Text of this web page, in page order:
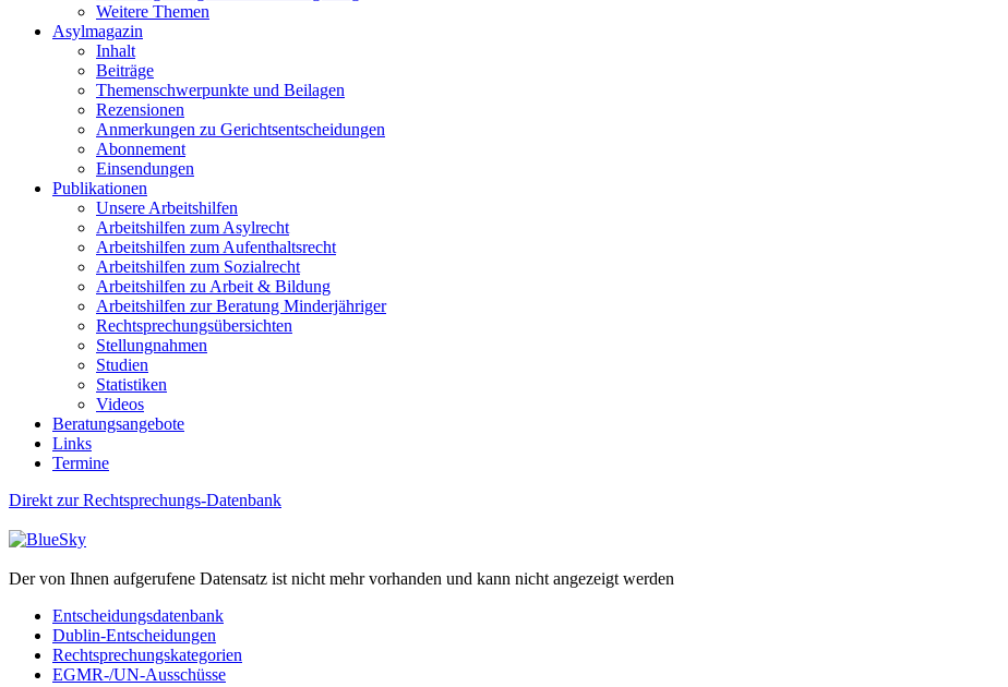
Weitere Themen
Asylmagazin
Inhalt
Beiträge
Themenschwerpunkte und Beilagen
Rezensionen
Anmerkungen zu Gerichtsentscheidungen
Abonnement
Einsendungen
Publikationen
Unsere Arbeitshilfen
Arbeitshilfen zum Asylrecht
Arbeitshilfen zum Aufenthaltsrecht
Arbeitshilfen zum Sozialrecht
Arbeitshilfen zu Arbeit & Bildung
Arbeitshilfen zur Beratung Minderjähriger
Rechtsprechungsübersichten
Stellungnahmen
Studien
Statistiken
Videos
Beratungsangebote
Links
Termine
Direkt zur Rechtsprechungs-Datenbank
Der von Ihnen aufgerufene Datensatz ist nicht mehr vorhanden und kann nicht angezeigt werden
Entscheidungsdatenbank
Dublin-Entscheidungen
Rechtsprechungskategorien
EGMR-/UN-Ausschüsse